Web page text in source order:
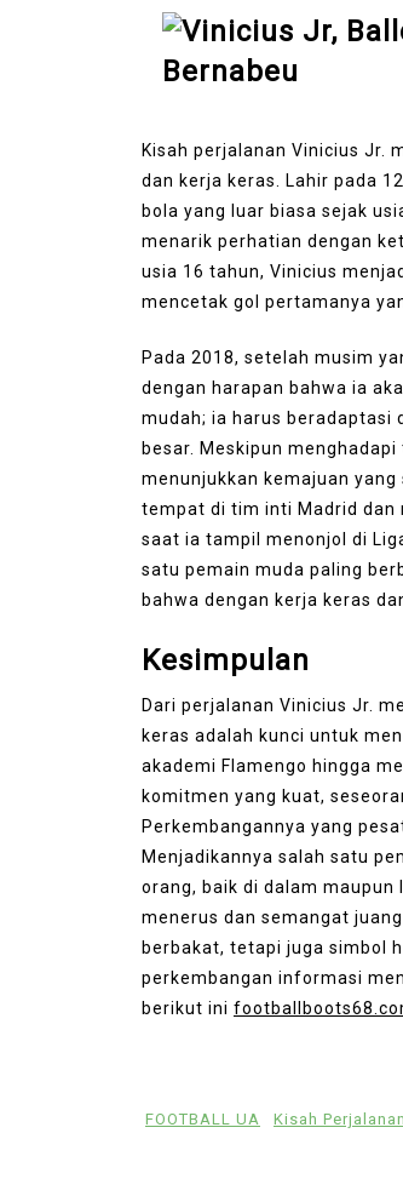
Kisah perjalanan Vinicius Jr.
dan kerja keras. Lahir pada
bola yang luar biasa sejak
menarik perhatian dengan
usia 16 tahun, Vinicius
mencetak gol pertamanya
Pada 2018, setelah musim
dengan harapan bahwa ia
mudah; ia harus beradaptasi
besar. Meskipun
menunjukkan kemajuan
tempat di tim inti Madrid dan
saat ia tampil menonjol di
satu pemain muda paling
bahwa dengan kerja keras
Kesimpulan
Dari perjalanan Vinicius Jr.
keras adalah kunci untuk
akademi Flamengo hingga
komitmen yang kuat,
Perkembangannya yang
Menjadikannya salah satu
orang, baik di dalam
menerus dan semangat
berbakat, tetapi juga simbol
perkembangan informasi
berikut ini
FOOTBALL UA Kisah